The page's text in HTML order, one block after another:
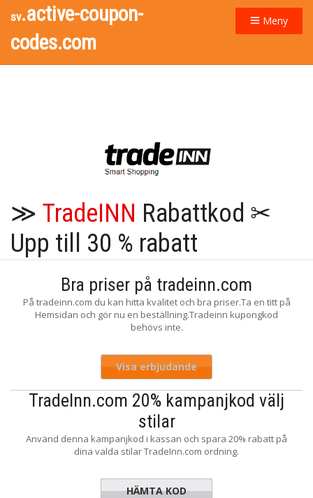
sv.active-coupon-
codes.com
Meny
≫ TradeINN Rabattkod ✂
Upp till 30 % rabatt
Bra priser på tradeinn.com
På tradeinn.com du kan hitta kvalitet och bra priser.Ta en titt på
Hemsidan och gör nu en beställning.Tradeinn kupongkod
behövs inte.
Visa erbjudande
TradeInn.com 20% kampanjkod välj
stilar
Använd denna kampanjkod i kassan och spara 20% rabatt på
dina valda stilar TradeInn.com ordning.
VANCE20
HÄMTA KOD